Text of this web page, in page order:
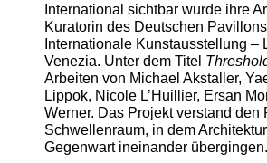
International sichtbar wurde ihre
Kuratorin des Deutschen
Internationale Kunstausstellung –
Venezia. Unter dem Titel
Arbeiten von Michael Akstaller,
Lippok, Nicole L’Huillier, Ersan
Werner. Das Projekt verstand den
Schwellenraum, in dem
Gegenwart ineinander übergingen.